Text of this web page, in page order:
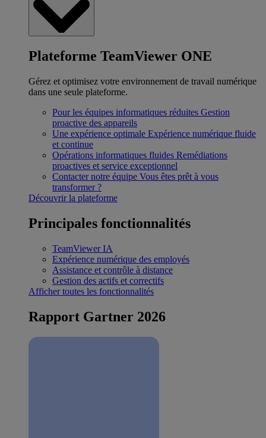
Plateforme TeamViewer ONE
Gérez et optimisez votre environnement de travail numérique
dans une seule plateforme.
Pour les équipes informatiques réduites Gestion
proactive des appareils
Une expérience optimale Expérience numérique fluide
et continue
Opérations informatiques fluides Remédiations
proactives et service exceptionnel
Contacter notre équipe Vous êtes prêt à vous
transformer ?
Découvrir la plateforme
Principales fonctionnalités
TeamViewer IA
Expérience numérique des employés
Assistance et contrôle à distance
Gestion des actifs et correctifs
Afficher toutes les fonctionnalités
Rapport Gartner 2026